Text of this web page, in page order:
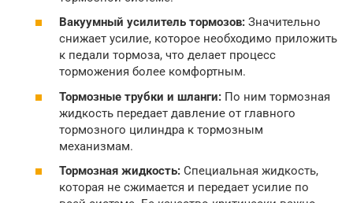
Вакуумный усилитель тормозов: Значительно
снижает усилие, которое необходимо приложить
к педали тормоза, что делает процесс
торможения более комфортным.
Тормозные трубки и шланги: По ним тормозная
жидкость передает давление от главного
тормозного цилиндра к тормозным
механизмам.
Тормозная жидкость: Специальная жидкость,
которая не сжимается и передает усилие по